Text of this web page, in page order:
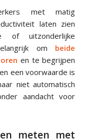
met matig
laten zien
of uitzonderlijke
om beide
en te begrijpen
een voorwaarde is
niet automatisch
aandacht voor
meten met